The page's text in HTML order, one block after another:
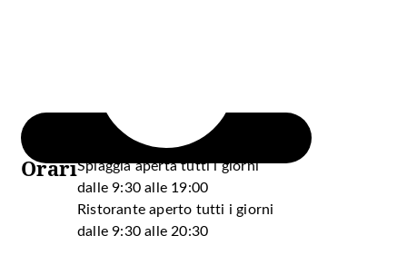
OrariSpiaggia aperta tutti i giorni
dalle 9:30 alle 19:00
Ristorante aperto tutti i giorni
dalle 9:30 alle 20:30